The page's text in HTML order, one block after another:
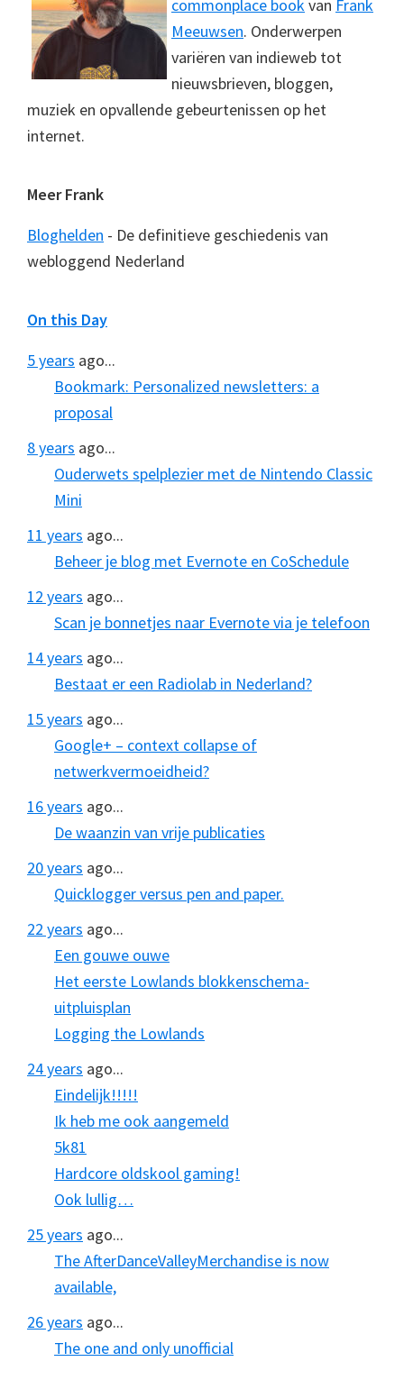
commonplace bookvan Frank
Meeuwsen. Onderwerpen
variëren van indieweb tot
nieuwsbrieven, bloggen,
muziek en opvallende gebeurtenissen op het
internet.
Meer Frank
Bloghelden - De definitieve geschiedenis van
webloggend Nederland
On this Day
5 years ago...
Bookmark: Personalized newsletters: a
proposal
8 years ago...
Ouderwets spelplezier met de Nintendo Classic
Mini
11 years ago...
Beheer je blog met Evernote en CoSchedule
12 years ago...
Scan je bonnetjes naar Evernote via je telefoon
14 years ago...
Bestaat er een Radiolab in Nederland?
15 years ago...
Google+ – context collapse of
netwerkvermoeidheid?
16 years ago...
De waanzin van vrije publicaties
20 years ago...
Quicklogger versus pen and paper.
22 years ago...
Een gouwe ouwe
Het eerste Lowlands blokkenschema-
uitpluisplan
Logging the Lowlands
24 years ago...
Eindelijk!!!!!
Ik heb me ook aangemeld
5k81
Hardcore oldskool gaming!
Ook lullig…
25 years ago...
The AfterDanceValleyMerchandise is now
available,
26 years ago...
The one and only unofficial